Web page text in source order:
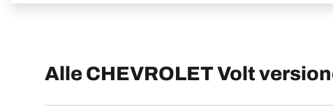
Alle CHEVROLET Volt